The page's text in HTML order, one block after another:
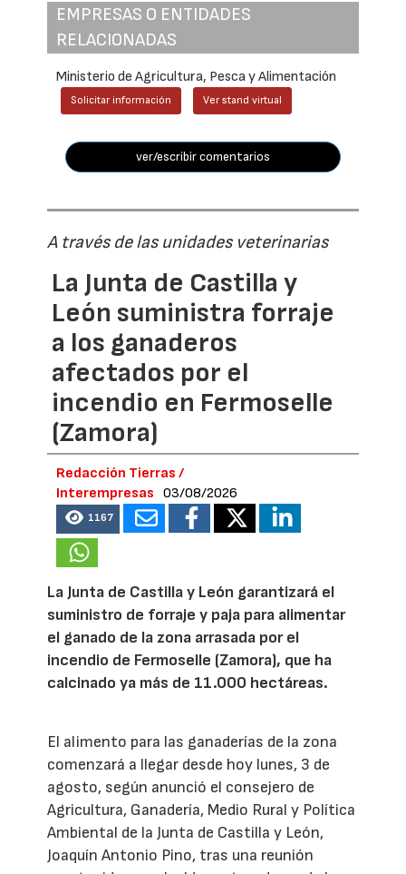
EMPRESAS O ENTIDADES
RELACIONADAS
Ministerio de Agricultura, Pesca y Alimentación
Solicitar información Ver stand virtual
ver/escribir comentarios
A través de las unidades veterinarias
La Junta de Castilla y
León suministra forraje
a los ganaderos
afectados por el
incendio en Fermoselle
(Zamora)
Redacción Tierras /
Interempresas
03/08/2026
1167
La Junta de Castilla y León garantizará el
suministro de forraje y paja para alimentar
el ganado de la zona arrasada por el
incendio de Fermoselle (Zamora), que ha
calcinado ya más de 11.000 hectáreas.
El alimento para las ganaderías de la zona
comenzará a llegar desde hoy lunes, 3 de
agosto, según anunció el consejero de
Agricultura, Ganadería, Medio Rural y Política
Ambiental de la Junta de Castilla y León,
Joaquín Antonio Pino, tras una reunión